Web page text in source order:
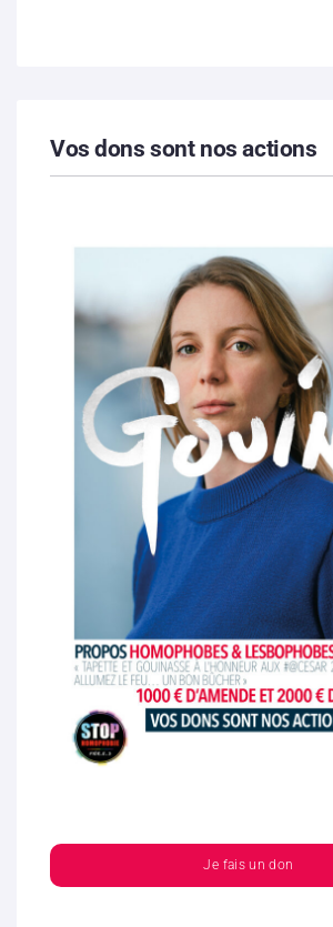
Vos dons sont nos actions
Je fais un don